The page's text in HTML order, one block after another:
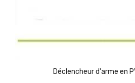
Déclencheur d'arme en